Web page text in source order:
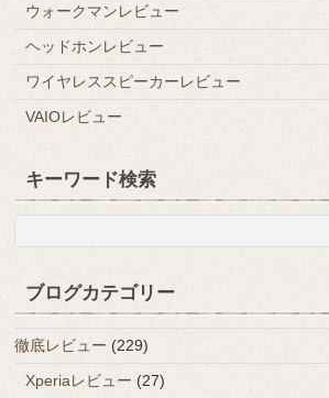
ウォークマンレビュー
ヘッドホンレビュー
ワイヤレススピーカーレビュー
VAIOレビュー
キーワード検索
ブログカテゴリー
徹底レビュー (229)
Xperiaレビュー (27)